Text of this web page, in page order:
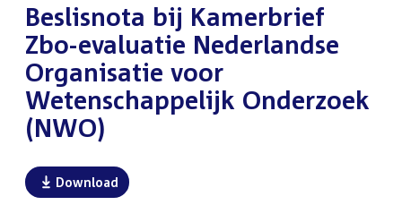
:Beslisnota bij Kamerbrief
Zbo-evaluatie Nederlandse
Organisatie voor
Wetenschappelijk Onderzoek
(NWO)
Download